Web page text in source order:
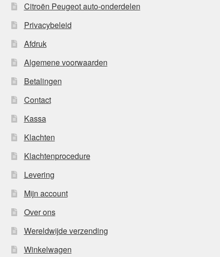
Citroën Peugeot auto-onderdelen
Privacybeleid
Afdruk
Algemene voorwaarden
Betalingen
Contact
Kassa
Klachten
Klachtenprocedure
Levering
Mijn account
Over ons
Wereldwijde verzending
Winkelwagen